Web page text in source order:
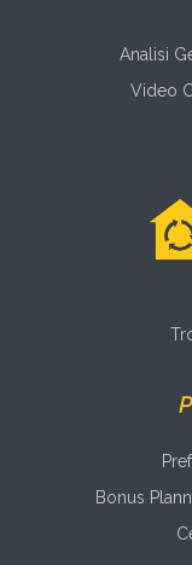
Analisi
Video
Bonus